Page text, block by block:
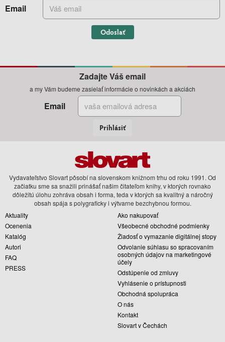
Email
Odoslať
Zadajte Váš email
a my Vám budeme zasielať informácie o novinkách a akciách
Email
Prihlásiť
Vydavateľstvo Slovart pôsobí na slovenskom knižnom trhu od roku 1991. Od
začiatku sme sa snažili prinášať našim čitateľom knihy, v ktorých rovnako
dôležitú úlohu zohráva obsah i forma, teda v ktorých sa kvalitný a náročný
obsah spája s polygraficky i výtvarne bezchybnou formou.
Aktuality
Ocenenia
Katalóg
Autori
FAQ
PRESS
Ako nakupovať
Všeobecné obchodné podmienky
Žiadosť o vymazanie digitálnej stopy
Odvolanie súhlasu so spracovaním
osobných údajov na marketingové
účely
Odstúpenie od zmluvy
Vyhlásenie o prístupnosti
Obchodná spolupráca
O nás
Kontakt
Slovart v Čechách